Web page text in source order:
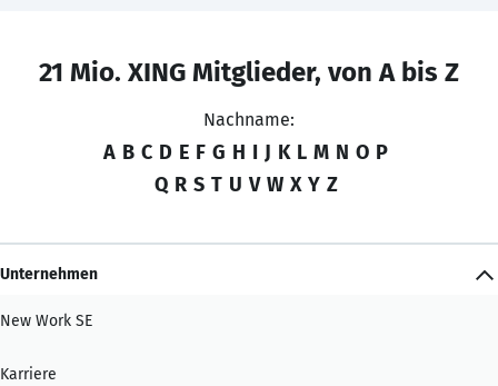
21 Mio. XING Mitglieder, von A bis Z
Nachname:
A B C D E F G H I J K L M N O P
Q R S T U V W X Y Z
Unternehmen
New Work SE
Karriere